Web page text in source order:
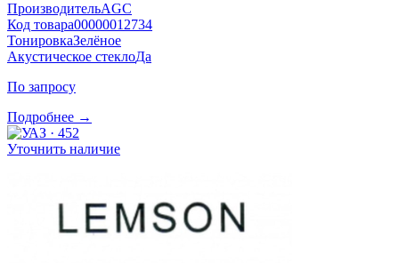
ПроизводительAGC
Код товара00000012734
ТонировкаЗелёное
Акустическое стеклоДа
По запросу
Подробнее →
Уточнить наличие